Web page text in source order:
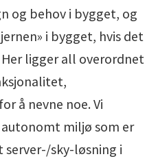
og behov i bygget, og
i bygget, hvis det
ligger all overordnet
å nevne noe. Vi
miljø som er
server-/sky-løsning i